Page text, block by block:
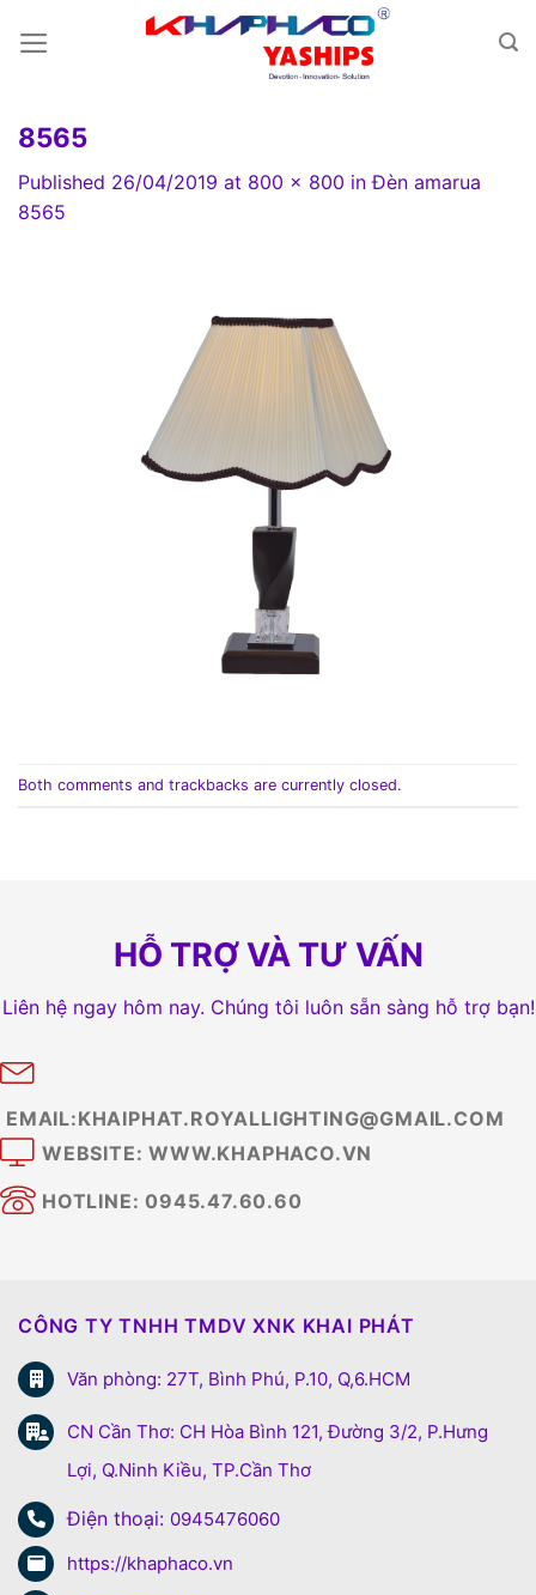
8565
Published 26/04/2019 at 800 × 800 inĐèn amarua
8565
Both comments and trackbacks are currently closed.
HỖ TRỢ VÀ TƯ VẤN
Liên hệ ngay hôm nay. Chúng tôi luôn sẵn sàng hỗ trợ bạn!
EMAIL:KHAIPHAT.ROYALLIGHTING@GMAIL.COM
WEBSITE: WWW.KHAPHACO.VN
HOTLINE: 0945.47.60.60
CÔNG TY TNHH TMDV XNK KHAI PHÁT
Văn phòng: 27T, Bình Phú, P.10, Q,6.HCM
CN Cần Thơ: CH Hòa Bình 121, Đường 3/2, P.Hưng
Lợi, Q.Ninh Kiều, TP.Cần Thơ
Điện thoại: 0945476060
https://khaphaco.vn